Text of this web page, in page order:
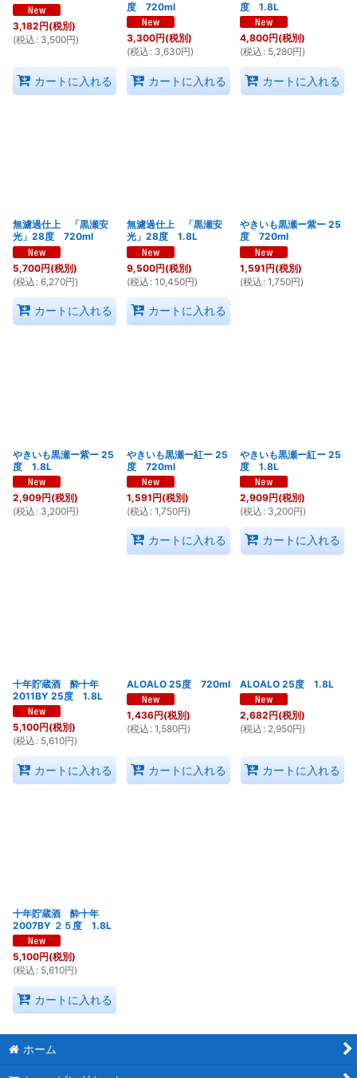
3,182円(税別)
(税込 : 3,500円)
カートに入れる
度 720ml
3,300円(税別)
(税込 : 3,630円)
カートに入れる
度 1.8L
4,800円(税別)
(税込 : 5,280円)
カートに入れる
無濾過仕上 「黒瀬安
光」28度 720ml
5,700円(税別)
(税込 : 6,270円)
カートに入れる
無濾過仕上 「黒瀬安
光」28度 1.8L
9,500円(税別)
(税込 : 10,450円)
カートに入れる
やきいも黒瀬ー紫ー 25
度 720ml
1,591円(税別)
(税込 : 1,750円)
やきいも黒瀬ー紫ー 25
度 1.8L
2,909円(税別)
(税込 : 3,200円)
やきいも黒瀬ー紅ー 25
度 720ml
1,591円(税別)
(税込 : 1,750円)
カートに入れる
やきいも黒瀬ー紅ー 25
度 1.8L
2,909円(税別)
(税込 : 3,200円)
カートに入れる
十年貯蔵酒 酔十年
2011BY 25度 1.8L
5,100円(税別)
(税込 : 5,610円)
カートに入れる
ALOALO 25度 720ml
1,436円(税別)
(税込 : 1,580円)
カートに入れる
ALOALO 25度 1.8L
2,682円(税別)
(税込 : 2,950円)
カートに入れる
十年貯蔵酒 酔十年
2007BY ２５度 1.8L
5,100円(税別)
(税込 : 5,610円)
カートに入れる
ホーム